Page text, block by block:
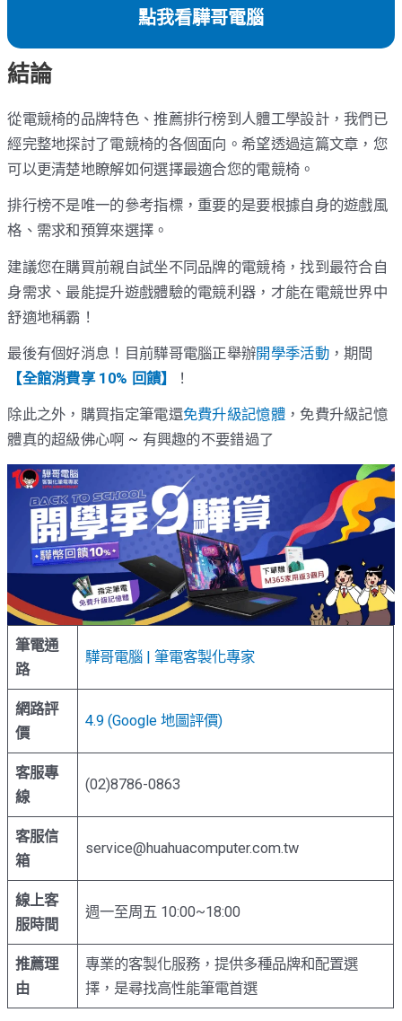
點我看驊哥電腦
結論
從電競椅的品牌特色、推薦排行榜到人體工學設計，我們已
經完整地探討了電競椅的各個面向。希望透過這篇文章，您
可以更清楚地瞭解如何選擇最適合您的電競椅。
排行榜不是唯一的參考指標，重要的是要根據自身的遊戲風
格、需求和預算來選擇。
建議您在購買前親自試坐不同品牌的電競椅，找到最符合自
身需求、最能提升遊戲體驗的電競利器，才能在電競世界中
舒適地稱霸！
最後有個好消息！目前驊哥電腦正舉辦開學季活動，期間
【全館消費享 10% 回饋】
！
除此之外，購買指定筆電還免費升級記憶體，免費升級記憶
體真的超級佛心啊 ~ 有興趣的不要錯過了
筆電通
路
驊哥電腦 | 筆電客製化專家
網路評
價
4.9 (Google 地圖評價)
客服專
線
(02)8786-0863
客服信
箱
service@huahuacomputer.com.tw
線上客
服時間
週一至周五 10:00~18:00
推薦理
由
專業的客製化服務，提供多種品牌和配置選
擇，是尋找高性能筆電首選